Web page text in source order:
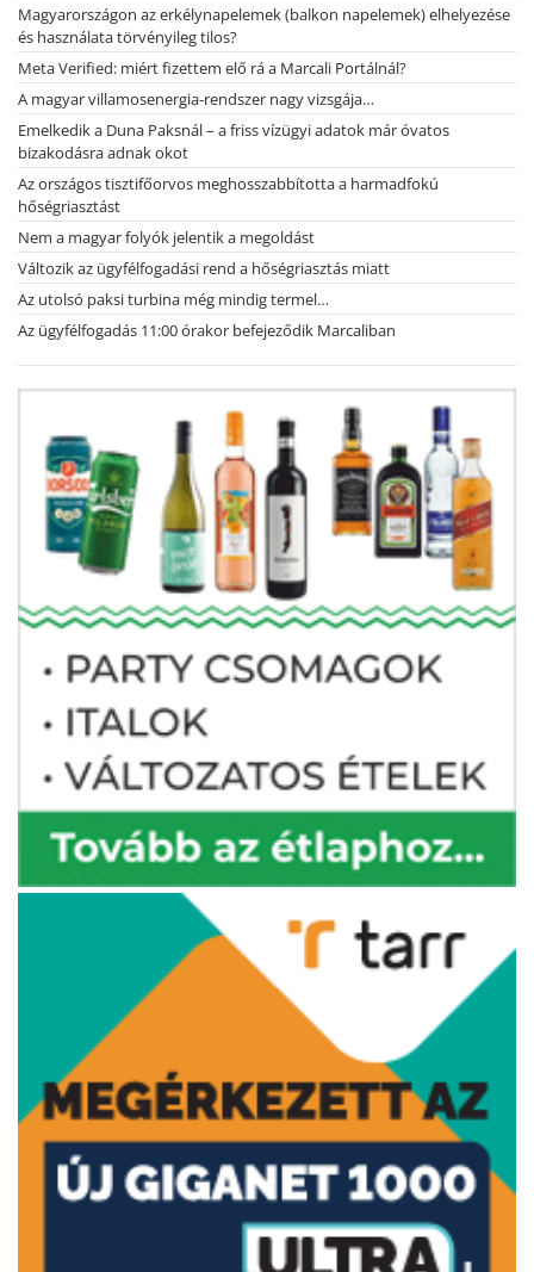
Magyarországon az erkélynapelemek (balkon napelemek) elhelyezése
és használata törvényileg tilos?
Meta Verified: miért fizettem elő rá a Marcali Portálnál?
A magyar villamosenergia-rendszer nagy vizsgája…
Emelkedik a Duna Paksnál – a friss vízügyi adatok már óvatos
bizakodásra adnak okot
Az országos tisztifőorvos meghosszabbította a harmadfokú
hőségriasztást
Nem a magyar folyók jelentik a megoldást
Változik az ügyfélfogadási rend a hőségriasztás miatt
Az utolsó paksi turbina még mindig termel…
Az ügyfélfogadás 11:00 órakor befejeződik Marcaliban